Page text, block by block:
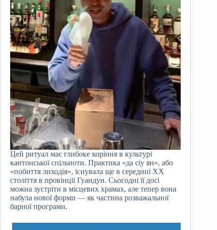
Цей ритуал має глибоке коріння в культурі
кантонської спільноти. Практика «да сіу ян», або
«побиття лиходія», існувала ще в середині XX
століття в провінції Гуандун. Сьогодні її досі
можна зустріти в місцевих храмах, але тепер вона
набула нової форми — як частина розважальної
барної програми.